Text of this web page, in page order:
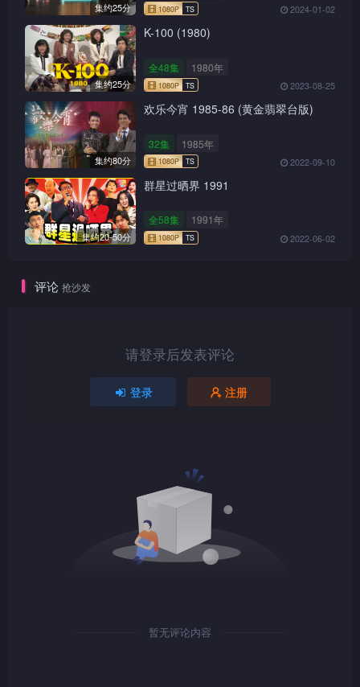
集约25分
1080P
2024-01-02
集约25分
K-100 (1980)
全48集 1980年
1080P
2023-08-25
集约80分
欢乐今宵 1985-86 (黄金翡翠台版)
32集 1985年
2022-09-10
集约20-50分
群星过晒界 1991
全58集 1991年
2022-06-02
评论 抢沙发
请登录后发表评论
登录 注册
暂无评论内容